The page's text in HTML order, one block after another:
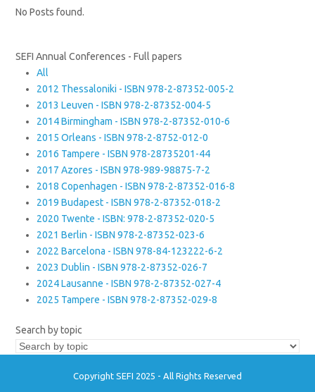
No Posts found.
SEFI Annual Conferences - Full papers
All
2012 Thessaloniki - ISBN 978-2-87352-005-2
2013 Leuven - ISBN 978-2-87352-004-5
2014 Birmingham - ISBN 978-2-87352-010-6
2015 Orleans - ISBN 978-2-8752-012-0
2016 Tampere - ISBN 978-28735201-44
2017 Azores - ISBN 978-989-98875-7-2
2018 Copenhagen - ISBN 978-2-87352-016-8
2019 Budapest - ISBN 978-2-87352-018-2
2020 Twente - ISBN: 978-2-87352-020-5
2021 Berlin - ISBN 978-2-87352-023-6
2022 Barcelona - ISBN 978-84-123222-6-2
2023 Dublin - ISBN 978-2-87352-026-7
2024 Lausanne - ISBN 978-2-87352-027-4
2025 Tampere - ISBN 978-2-87352-029-8
Search by topic
Copyright SEFI 2025 - All Rights Reserved